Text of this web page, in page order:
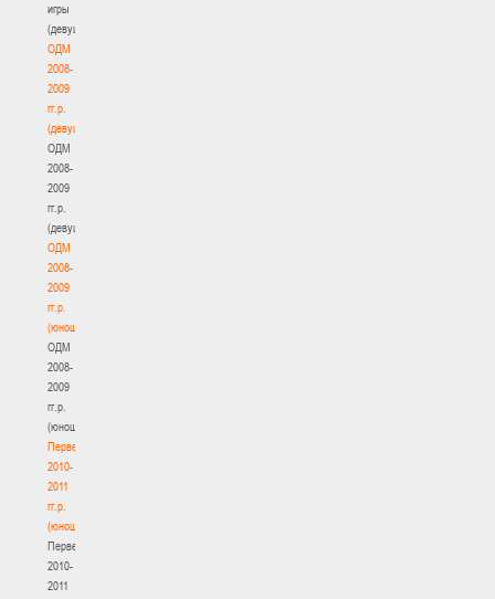
игры
(девушки)
ОДМ
2008-
2009
гг.р.
(девушки)
ОДМ
2008-
2009
гг.р.
(девушки)
ОДМ
2008-
2009
гг.р.
(юноши)
ОДМ
2008-
2009
гг.р.
(юноши)
Первенство
2010-
2011
гг.р.
(юноши)
Первенство
2010-
2011